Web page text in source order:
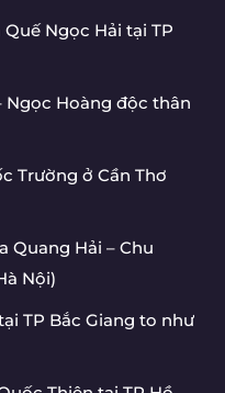
Ngọc Hải tại TP
Ngọc Hoàng độc thân
Trường ở Cần Thơ
Quang Hải – Chu
Nội)
TP Bắc Giang to như